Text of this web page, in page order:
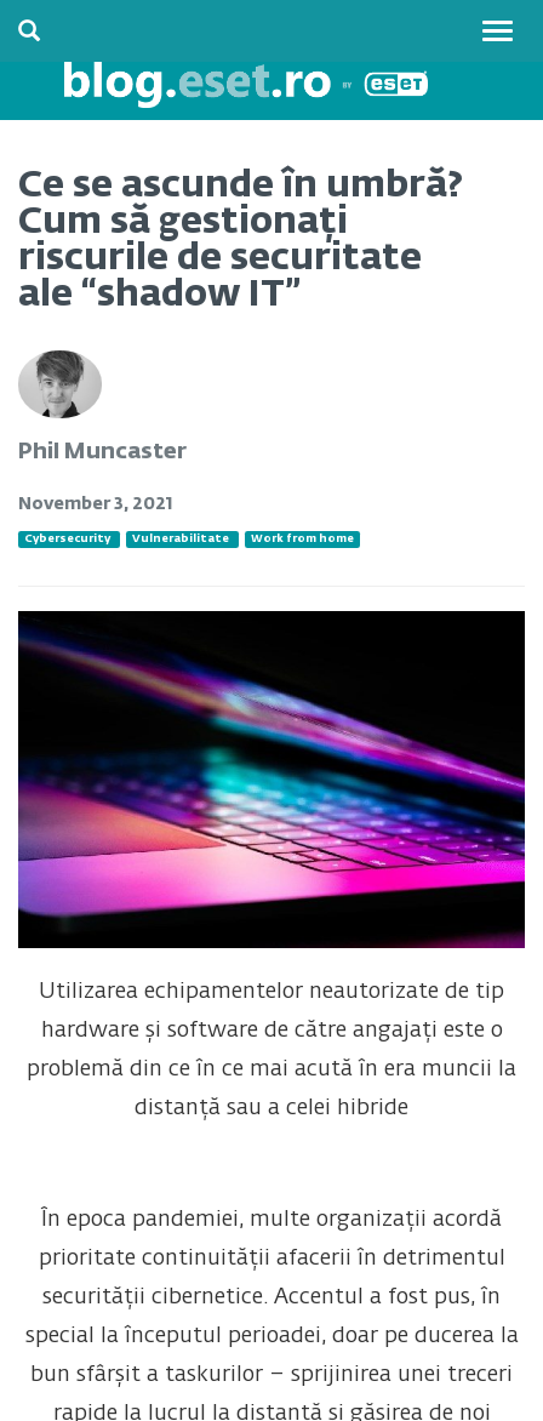
Ce se ascunde în umbră?
Cum să gestionați
riscurile de securitate
ale “shadow IT”
Phil Muncaster
November 3, 2021
Cybersecurity Vulnerabilitate Work from home
Utilizarea echipamentelor neautorizate de tip
hardware și software de către angajați este o
problemă din ce în ce mai acută în era muncii la
distanță sau a celei hibride
În epoca pandemiei, multe organizații acordă
prioritate continuității afacerii în detrimentul
securității cibernetice. Accentul a fost pus, în
special la începutul perioadei, doar pe ducerea la
bun sfârșit a taskurilor – sprijinirea unei treceri
rapide la lucrul la distanță și găsirea de noi